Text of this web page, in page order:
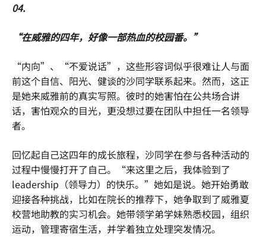
04.
“在威雅的四年，好像一部热血的校园番。”
“内向”、“不爱说话”，这些形容词似乎很难让人与面
前这个自信、阳光、健谈的沙同学联系起来。然而，这正
是她来威雅前的真实写照。彼时的她害怕在公共场合讲
话，害怕观众的目光，更没想过要在团队中担任一名领导
者。
回忆起自己这四年的成长旅程，沙同学在参与各种活动的
过程中慢慢打开了自己。“来这里之后，我体验到了
leadership（领导力）的快乐。”她如是说。她开始勇敢
迎接各种挑战，比如在院长的推荐下，她争取到了威雅夏
校营地助教的实习机会。她带领学弟学妹熟悉校园，组织
运动，管理寄宿生活，并学着独立处理突发情况。